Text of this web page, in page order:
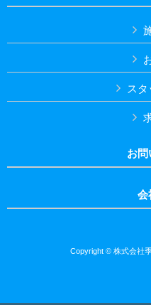
ス
お問
会
Copyright © 株式会社